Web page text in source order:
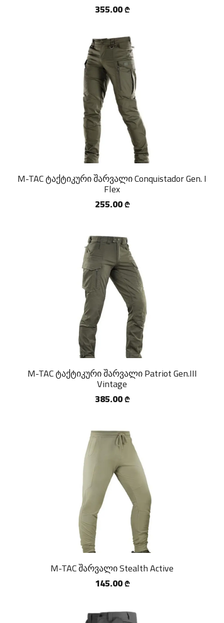
355.00 ₾
M-TAC ტაქტიკური შარვალი Conquistador Gen. I
Flex
255.00 ₾
M-TAC ტაქტიკური შარვალი Patriot Gen.III
Vintage
385.00 ₾
M-TAC შარვალი Stealth Active
145.00 ₾